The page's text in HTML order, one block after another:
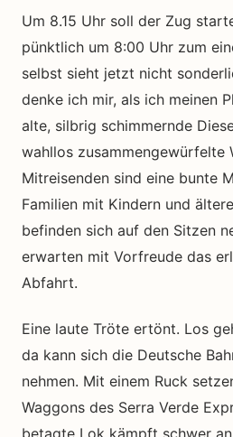
Um 8.15 Uhr soll der Zug
pünktlich um 8:00 Uhr zum
selbst sieht jetzt nicht
denke ich mir, als ich meinen
alte, silbrig schimmernde
wahllos zusammengewürfelte
Mitreisenden sind eine bunte
Familien mit Kindern und
befinden sich auf den Sitzen
erwarten mit Vorfreude das
Abfahrt.
Eine laute Tröte ertönt. Los
da kann sich die Deutsche
nehmen. Mit einem Ruck
Waggons des Serra Verde
betagte Lok kämpft schwer